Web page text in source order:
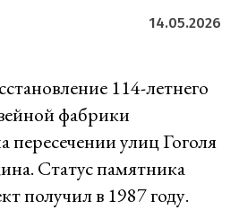
14.05.2026
114-летнего
фабрики
пересечении улиц Гоголя
Статус памятника
получил в 1987 году.